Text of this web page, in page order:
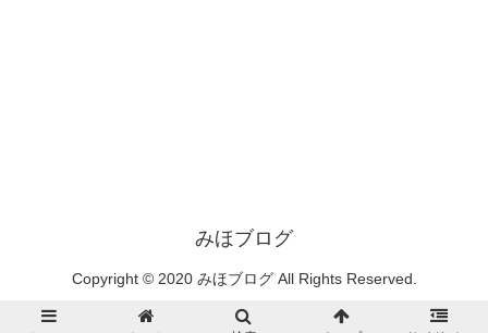
みほブログ
Copyright © 2020 みほブログ All Rights Reserved.